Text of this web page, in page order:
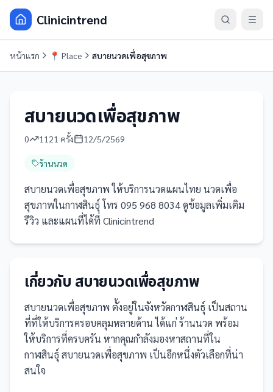
Clinicintrend
หน้าแรก 📍 Place สบายนวดเพื่อสุขภาพ
สบายนวดเพื่อสุขภาพ
0 1121 ครั้ง 12/5/2569
ร้านนวด
สบายนวดเพื่อสุขภาพ ให้บริการนวดแผนไทย นวดเพื่อ
สุขภาพในกาฬสินธุ์ โทร 095 968 8034 ดูข้อมูลเพิ่มเติม
รีวิว และแผนที่ได้ที่ Clinicintrend
เกี่ยวกับ สบายนวดเพื่อสุขภาพ
สบายนวดเพื่อสุขภาพ ตั้งอยู่ในจังหวัดกาฬสินธุ์ เป็นสถาน
ที่ที่ให้บริการครอบคลุมหลายด้าน ได้แก่ ร้านนวด พร้อม
ให้บริการที่ครบครัน หากคุณกำลังมองหาสถานที่ใน
กาฬสินธุ์ สบายนวดเพื่อสุขภาพ เป็นอีกหนึ่งตัวเลือกที่น่า
สนใจ